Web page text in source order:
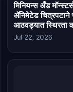
मिनियन्स अँड
ॲनिमेटेड चित्रपटाने
आठवड्यात स्थिरता
Jul 22, 2026